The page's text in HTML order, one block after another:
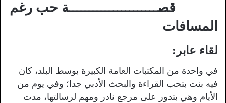
قصــــــــــــــــــــــة حب رغم
المسافات
لقاء عابر:
في واحدة من المكتبات العامة الكبيرة بوسط البلد، كان
فيه بنت بتحب القراءة والبحث الأدبي جدا؛ وفي يوم من
الأيام وهي بتدور على مرجع نادر ومهم لرسالتها، مدت